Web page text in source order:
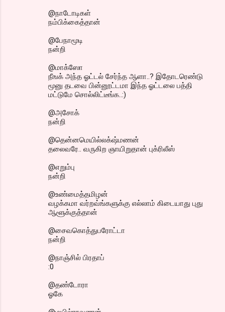
@நாடோடிகள்
நம்பிக்கைத்தான்
@பேநாமூடி
நன்றி
@மாக்ஸோ
நீஙக் அந்த ஓட்டல் சேர்ந்த ஆளா..? இதோடரெண்டு
மூனு தடவை பின்னூட்டமா இந்த ஓட்டலை பத்தி
மட்டுமே சொல்லிட்டீங்க..:)
@அசோக்
நன்றி
@தென்னமெயில்லக்‌ஷ்மணன்
தலைவரே.. வருகிற ஞாயிறுதான் புக்ரிலீஸ்
@எறும்பு
நன்றி
@உண்மைத்தமிழன்
வழக்கமா வர்றவ்ங்களுக்கு எல்லாம் கிடையாது புது
ஆளூக்குத்தான்
@சைவகொத்துபரோட்டா
நன்றி
@நாஞ்சில் பிரதாப்
:0
@தண்டோரா
ஓகே